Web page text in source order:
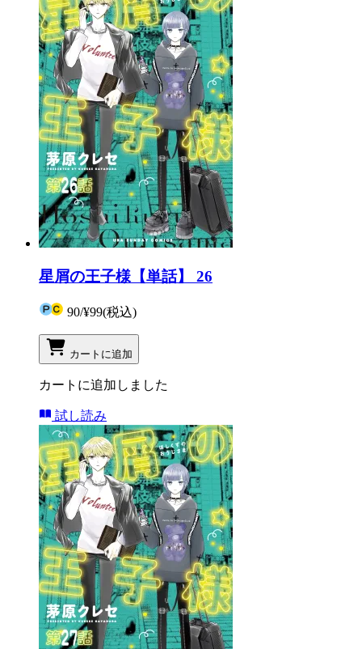
星屑の王子様【単話】 26
90/¥99(税込)
カートに追加
カートに追加しました
試し読み